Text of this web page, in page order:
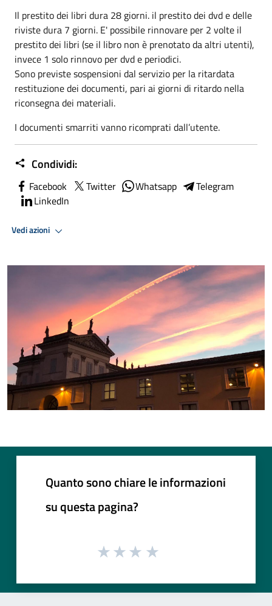
Il prestito dei libri dura 28 giorni. il prestito dei dvd e delle
riviste dura 7 giorni. E' possibile rinnovare per 2 volte il
prestito dei libri (se il libro non è prenotato da altri utenti),
invece 1 solo rinnovo per dvd e periodici.
Sono previste sospensioni dal servizio per la ritardata
restituzione dei documenti, pari ai giorni di ritardo nella
riconsegna dei materiali.
I documenti smarriti vanno ricomprati dall’utente.
Condividi:
Facebook Twitter Whatsapp
Telegram
LinkedIn
Vedi azioni
Quanto sono chiare le informazioni
su questa pagina?